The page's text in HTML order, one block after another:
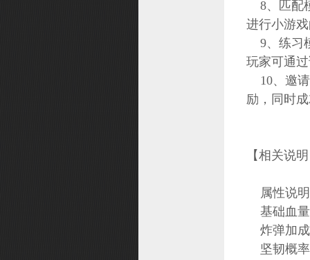
8、匹配
进行小游
9、练习
玩家可通
10、邀请
励，同时
【相关说
属性说
基础血量
炸弹加成
坚韧概率